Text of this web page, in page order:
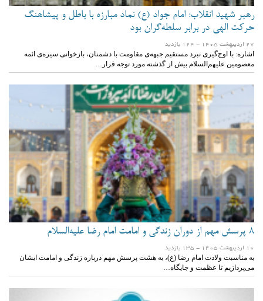
رهبر شهید انقلاب: امام جواد (ع) نماد مبارزه با باطل و پیشاهنگ
حرکت الهی در برابر سلطه‌گران بود
27 ارديبهشت 1405 - 124 بازدید
اشاره: با اوج‌گیری نبرد مستقیم جبهه‌ی مقاومت با دشمنان، بازخوانی سیره‌ی ائمه
معصومین علیهم‌السلام بیش از گذشته مورد توجه قرار…
۸ پرسش مهم از دوران زندگی و امامت امام رضا علیه‌السلام
10 ارديبهشت 1405 - 135 بازدید
به مناسبت ولادت امام رضا (ع)، به هشت پرسش مهم درباره زندگی و امامت ایشان
می‌پردازیم تا عظمت و جایگاه…